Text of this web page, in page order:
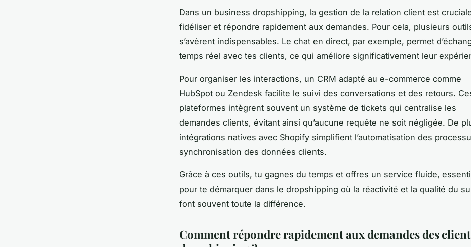
Dans un business dropshipping, la gestion de la relation client est
fidéliser et répondre rapidement aux demandes. Pour cela, plusieurs
s’avèrent indispensables. Le chat en direct, par exemple, permet
temps réel avec tes clients, ce qui améliore significativement leur
Pour organiser les interactions, un CRM adapté au e-commerce comme
HubSpot ou Zendesk facilite le suivi des conversations et des retours.
plateformes intègrent souvent un système de tickets qui centralise les
demandes clients, évitant ainsi qu’aucune requête ne soit négligée. De
intégrations natives avec Shopify simplifient l’automatisation des
synchronisation des données clients.
Grâce à ces outils, tu gagnes du temps et offres un service fluide,
pour te démarquer dans le dropshipping où la réactivité et la qualité du
font souvent toute la différence.
Comment répondre rapidement aux demandes des